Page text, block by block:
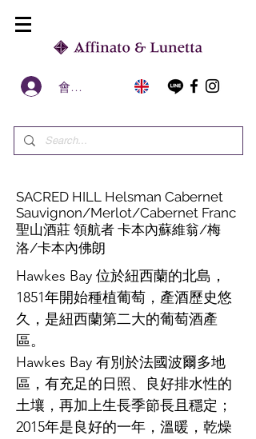
會員區
SACRED HILL Helsman Cabernet
Sauvignon/Merlot/Cabernet Franc
聖山酒莊 領航者 卡本內蘇維翁/梅
洛/卡本內佛朗
Hawkes Bay 位於紐西蘭的北島，
1851年開始種植葡萄，產酒歷史悠
久，是紐西蘭第二大的葡萄酒產
區。
Hawkes Bay 有別於法國波爾多地
區，有充足的日照、良好排水性的
土壤，再加上生長季節長且穩定；
2015年是良好的一年，溫暖，乾燥